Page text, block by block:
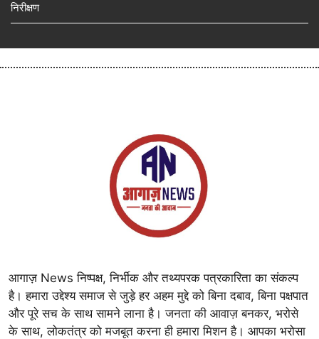
निरीक्षण
आगाज़ News निष्पक्ष, निर्भीक और तथ्यपरक पत्रकारिता का संकल्प
है। हमारा उद्देश्य समाज से जुड़े हर अहम मुद्दे को बिना दबाव, बिना पक्षपात
और पूरे सच के साथ सामने लाना है। जनता की आवाज़ बनकर, भरोसे
के साथ, लोकतंत्र को मजबूत करना ही हमारा मिशन है। आपका भरोसा